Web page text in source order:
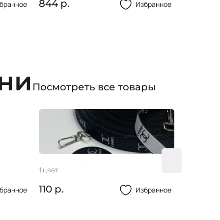
899 р. Избранное
Посмотреть все товары
Стропа 20мм
1 цвет
110 р. Избранное